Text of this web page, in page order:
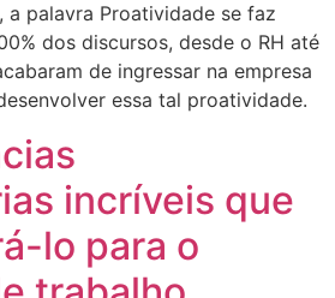
palavra Proatividade se faz
dos discursos, desde o RH até
de ingressar na empresa
essa tal proatividade.
incríveis que
lo para o